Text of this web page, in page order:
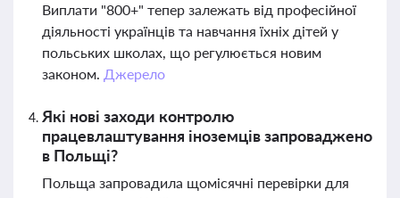
Виплати "800+" тепер залежать від професійної
діяльності українців та навчання їхніх дітей у
польських школах, що регулюється новим
законом. Джерело
Які нові заходи контролю
працевлаштування іноземців запроваджено
в Польщі?
Польща запровадила щомісячні перевірки для